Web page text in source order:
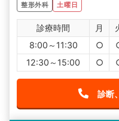
整形外科 土曜日
診療時間 月
8:00～11:30
○
12:30～15:00
○
診断